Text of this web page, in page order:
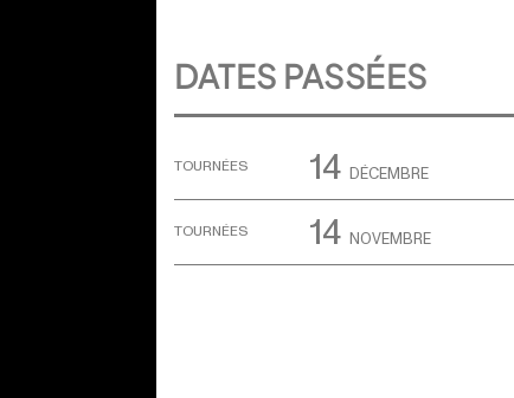
DATES PASSÉES
TOURNÉES 14 DÉCEMBRE
TOURNÉES 14 NOVEMBRE